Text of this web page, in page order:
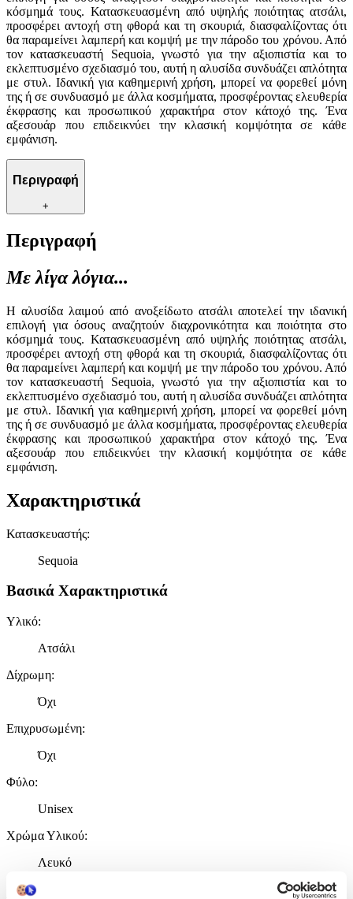
κόσμημά τους. Κατασκευασμένη από υψηλής ποιότητας ατσάλι,
προσφέρει αντοχή στη φθορά και τη σκουριά, διασφαλίζοντας ότι
θα παραμείνει λαμπερή και κομψή με την πάροδο του χρόνου. Από
τον κατασκευαστή Sequoia, γνωστό για την αξιοπιστία και το
εκλεπτυσμένο σχεδιασμό του, αυτή η αλυσίδα συνδυάζει απλότητα
με στυλ. Ιδανική για καθημερινή χρήση, μπορεί να φορεθεί μόνη
της ή σε συνδυασμό με άλλα κοσμήματα, προσφέροντας ελευθερία
έκφρασης και προσωπικού χαρακτήρα στον κάτοχό της. Ένα
αξεσουάρ που επιδεικνύει την κλασική κομψότητα σε κάθε
εμφάνιση.
Περιγραφή
+
Περιγραφή
Με λίγα λόγια...
Η αλυσίδα λαιμού από ανοξείδωτο ατσάλι αποτελεί την ιδανική
επιλογή για όσους αναζητούν διαχρονικότητα και ποιότητα στο
κόσμημά τους. Κατασκευασμένη από υψηλής ποιότητας ατσάλι,
προσφέρει αντοχή στη φθορά και τη σκουριά, διασφαλίζοντας ότι
θα παραμείνει λαμπερή και κομψή με την πάροδο του χρόνου. Από
τον κατασκευαστή Sequoia, γνωστό για την αξιοπιστία και το
εκλεπτυσμένο σχεδιασμό του, αυτή η αλυσίδα συνδυάζει απλότητα
με στυλ. Ιδανική για καθημερινή χρήση, μπορεί να φορεθεί μόνη
της ή σε συνδυασμό με άλλα κοσμήματα, προσφέροντας ελευθερία
έκφρασης και προσωπικού χαρακτήρα στον κάτοχό της. Ένα
αξεσουάρ που επιδεικνύει την κλασική κομψότητα σε κάθε
εμφάνιση.
Χαρακτηριστικά
Κατασκευαστής:
Sequoia
Βασικά Χαρακτηριστικά
Υλικό:
Ατσάλι
Δίχρωμη:
Όχι
Επιχρυσωμένη:
Όχι
Φύλο:
Unisex
Χρώμα Υλικού:
Λευκό
Λεπτομέρειες